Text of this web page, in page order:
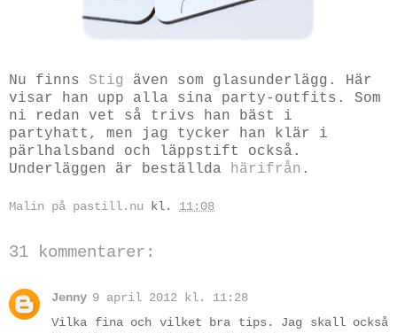
Nu finns Stig
även som glasunderlägg. Här
visar han upp alla sina party-outfits. Som
ni redan vet så trivs han bäst i
partyhatt, men jag tycker han klär i
pärlhalsband och läppstift också.
Underläggen är beställda
härifrån .
Malin på pastill.nu kl. 11:08
31 kommentarer:
Jenny 9 april 2012 kl. 11:28
Vilka fina och vilket bra tips. Jag skall också